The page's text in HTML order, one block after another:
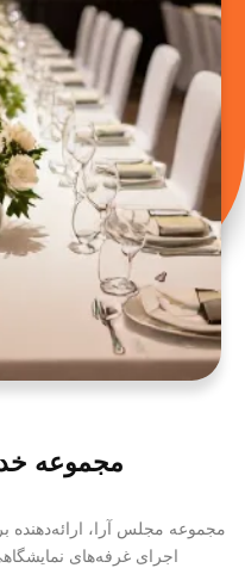
مجموعه
مجموعه مجلس آرا،
اجرای غرفه‌های